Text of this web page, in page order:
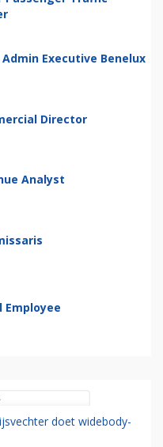
Admin Executive Benelux
Director
Analyst
Employee
doet widebody-